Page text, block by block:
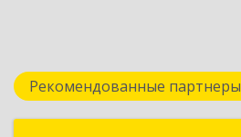
Рекомендованные партнеры